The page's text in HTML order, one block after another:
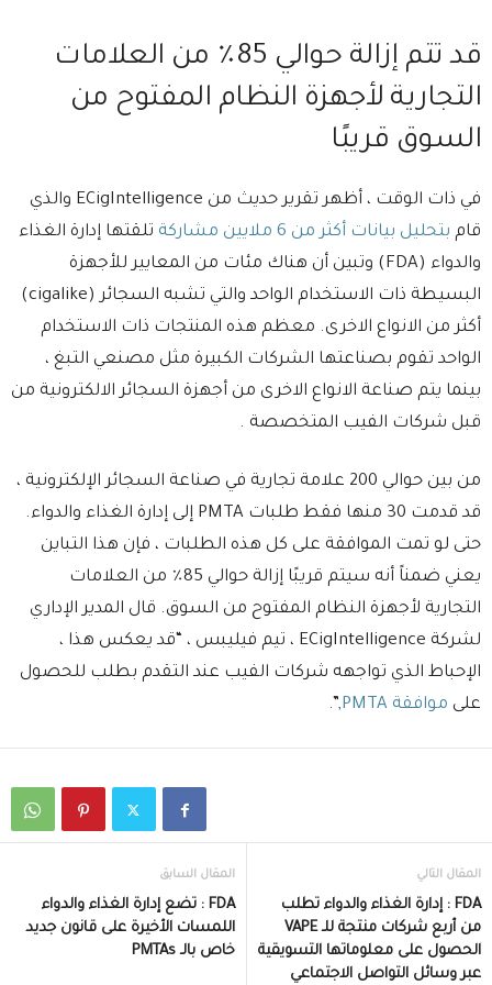
قد تتم إزالة حوالي 85٪ من العلامات
التجارية لأجهزة النظام المفتوح من
السوق قريبًا
في ذات الوقت ، أظهر تقرير حديث من ECigIntelligence والذي
قام بتحليل بيانات أكثر من 6 ملايين مشاركة
تلقتها إدارة الغذاء
والدواء (FDA) وتبين أن هناك مئات من المعايير للأجهزة
البسيطة ذات الاستخدام الواحد والتي تشبه السجائر (cigalike)
أكثر من الانواع الاخرى. معظم هذه المنتجات ذات الاستخدام
الواحد تقوم بصناعتها الشركات الكبيرة مثل مصنعي التبغ ،
بينما يتم صناعة الانواع الاخرى من أجهزة السجائر الالكترونية من
قبل شركات الفيب المتخصصة .
من بين حوالي 200 علامة تجارية في صناعة السجائر الإلكترونية ،
قد قدمت 30 منها فقط طلبات PMTA إلى إدارة الغذاء والدواء.
حتى لو تمت الموافقة على كل هذه الطلبات ، فإن هذا التباين
يعني ضمناً أنه سيتم قريبًا إزالة حوالي 85٪ من العلامات
التجارية لأجهزة النظام المفتوح من السوق. قال المدير الإداري
لشركة ECigIntelligence ، تيم فيليبس ، “قد يعكس هذا ،
الإحباط الذي تواجهه شركات الفيب عند التقدم بطلب للحصول
على موافقة PMTA ,”.
المقال السابق
FDA : تضع إدارة الغذاء والدواء
اللمسات الأخيرة على قانون جديد
خاص بالـ PMTAs
المقال التالي
FDA : إدارة الغذاء والدواء تطلب
من أربع شركات منتجة للـ VAPE
الحصول على معلوماتها التسويقية
عبر وسائل التواصل الاجتماعي